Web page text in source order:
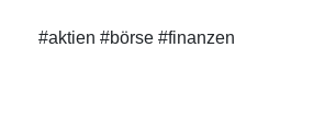
#aktien #börse #finanzen